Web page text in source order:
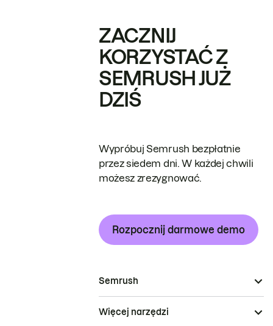
ZACZNIJ
KORZYSTAĆ Z
SEMRUSH JUŻ
DZIŚ
Wypróbuj Semrush bezpłatnie
przez siedem dni. W każdej chwili
możesz zrezygnować.
Rozpocznij darmowe demo
Semrush
Więcej narzędzi